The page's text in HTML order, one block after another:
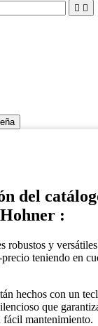
 
del
:
robustos y
teniendo en
hechos con un
que
mantenimiento.